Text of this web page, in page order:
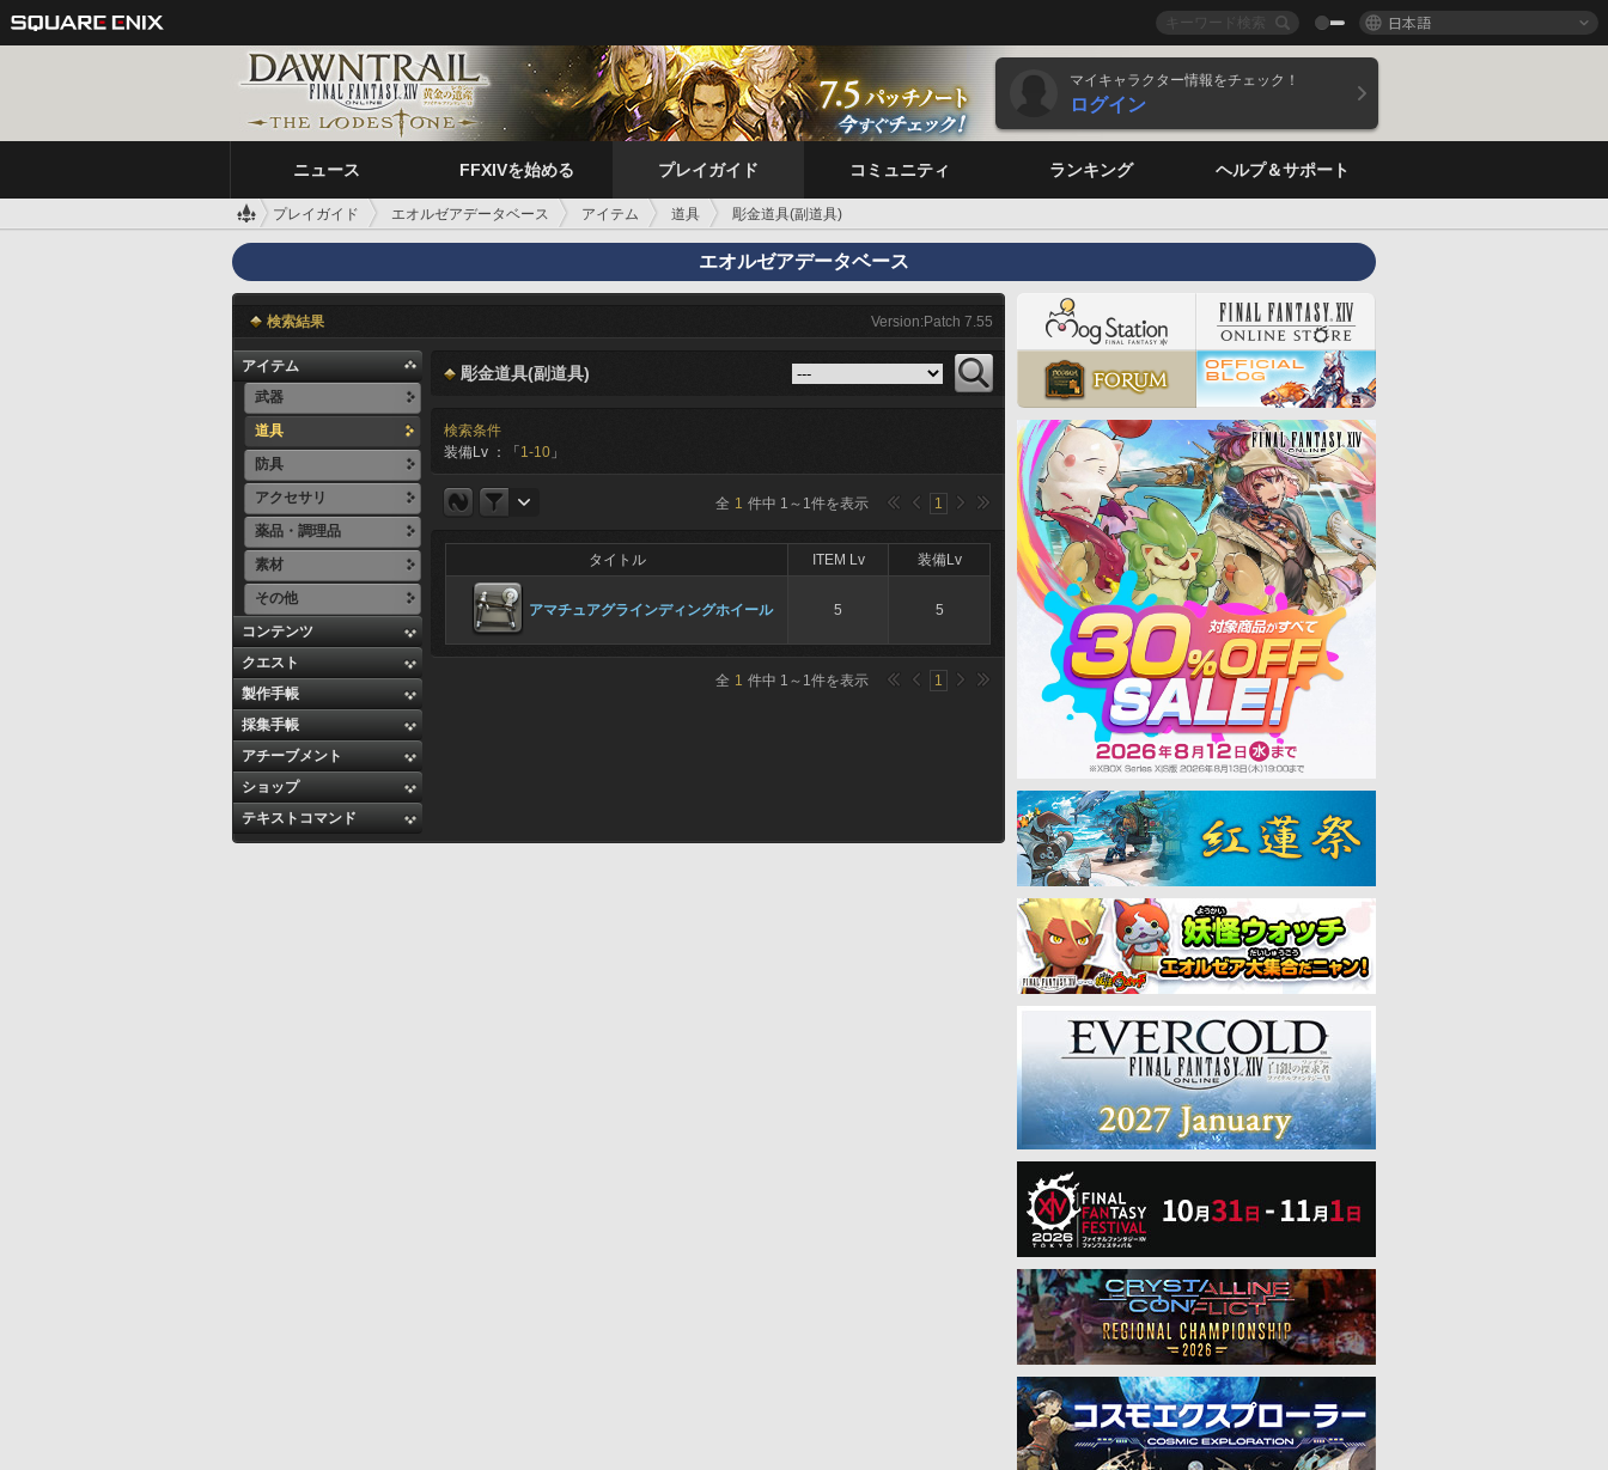
日本語
マイキャラクター情報をチェック！
ログイン
ニュース FFXIVを始める プレイガイド コミュニティ ランキング ヘルプ＆サポート
プレイガイド エオルゼアデータベース アイテム 道具 彫金道具(副道具)
エオルゼアデータベース
検索結果 Version:Patch 7.55
アイテム
武器
道具
防具
アクセサリ
薬品・調理品
素材
その他
コンテンツ
クエスト
製作手帳
採集手帳
アチーブメント
ショップ
テキストコマンド
彫金道具(副道具)
検索条件
装備Lv ：「 1-10 」
全 1 件中 1 ～ 1件を表示 1
タイトル ITEM Lv 装備Lv
アマチュアグラインディングホイール 5 5
全 1 件中 1 ～ 1件を表示 1